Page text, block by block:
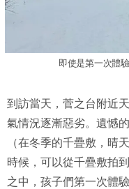
即使是第一次體
到訪當天，菅之台附近
氣情況逐漸惡劣。遺憾
（在冬季的千疊敷，晴
時候，可以從千疊敷拍
之中，孩子們第一次體